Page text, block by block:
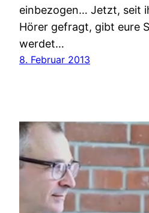
einbezogen… Jetzt, seit
Hörer gefragt, gibt eure
werdet…
8. Februar 2013